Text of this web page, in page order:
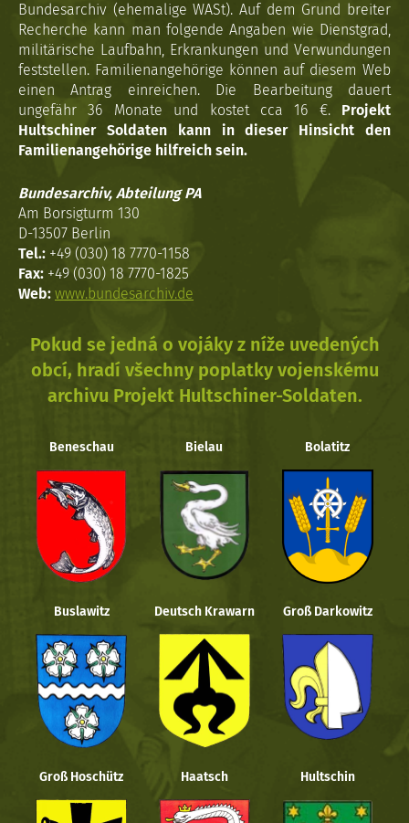
Bundesarchiv (ehemalige WASt). Auf dem Grund breiter
Recherche kann man folgende Angaben wie Dienstgrad,
militärische Laufbahn, Erkrankungen und Verwundungen
feststellen. Familienangehörige können auf diesem Web
einen Antrag einreichen. Die Bearbeitung dauert
ungefähr 36 Monate und kostet cca 16 €. Projekt
Hultschiner Soldaten kann in dieser Hinsicht den
Familienangehörige hilfreich sein.
Bundesarchiv, Abteilung PA
Am Borsigturm 130
D-13507 Berlin
Tel.: +49 (030) 18 7770-1158
Fax: +49 (030) 18 7770-1825
Web: www.bundesarchiv.de
Pokud se jedná o vojáky z níže uvedených
obcí, hradí všechny poplatky vojenskému
archivu Projekt Hultschiner-Soldaten.
Beneschau Bielau Bolatitz
Buslawitz Deutsch Krawarn Groß Darkowitz
Groß Hoschütz Haatsch Hultschin